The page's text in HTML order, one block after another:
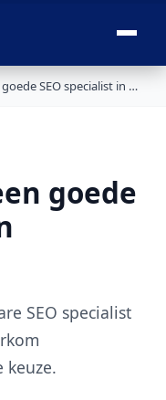
Hoe herken je een goede SEO specialist in nederland?
goede
SEO specialist
keuze.